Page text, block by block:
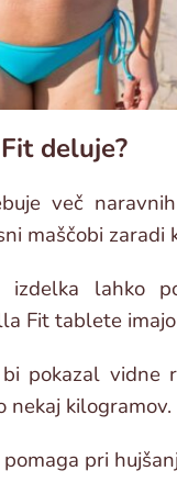
deluje?
več
maščobi zaradi
izdelka lahko
Fit tablete
pokazal vidne
nekaj kilogramov.
pri